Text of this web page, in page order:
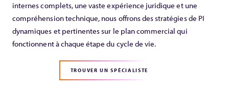
internes complets, une vaste expérience juridique et une
compréhension technique, nous offrons des stratégies de PI
dynamiques et pertinentes sur le plan commercial qui
fonctionnent à chaque étape du cycle de vie.
TROUVER UN SPÉCIALISTE